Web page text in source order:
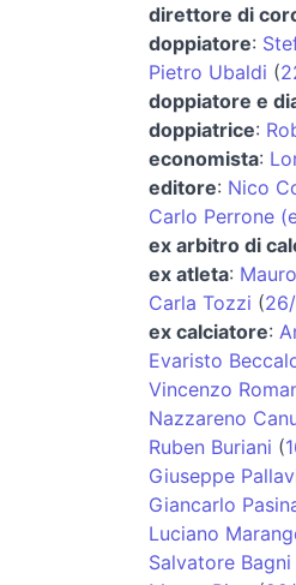
direttore di
doppiatore:
Pietro Ubaldi (
doppiatore e
doppiatrice:
economista:
editore: Nico
Carlo Perrone
ex arbitro di
ex atleta:
Carla Tozzi (
ex calciatore:
Evaristo
Vincenzo
Nazzareno
Ruben Buriani (
Giuseppe
Giancarlo
Luciano
Salvatore Bagni